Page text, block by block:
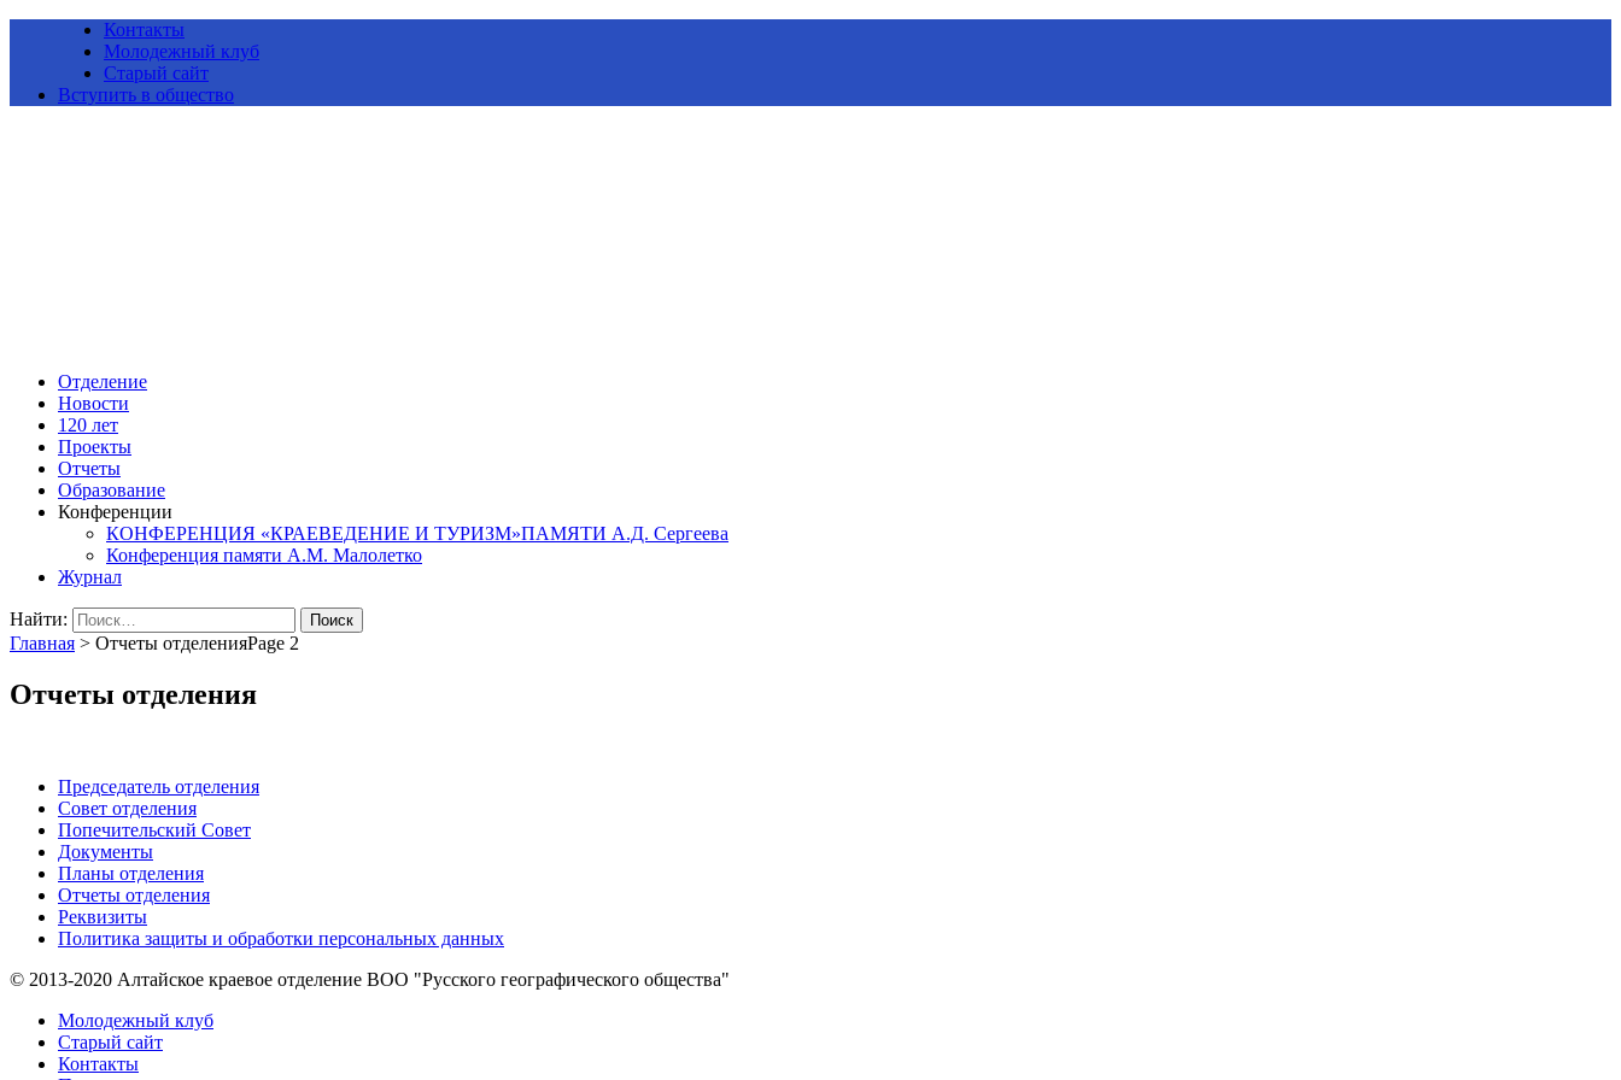
Контакты
Молодежный клуб
Старый сайт
Вступить в общество
Отделение
Новости
120 лет
Проекты
Отчеты
Образование
Конференции
КОНФЕРЕНЦИЯ «КРАЕВЕДЕНИЕ И ТУРИЗМ»ПАМЯТИ А.Д. Сергеева
Конференция памяти А.М. Малолетко
Журнал
Найти:
Главная > Отчеты отделенияPage 2
Отчеты отделения
Председатель отделения
Совет отделения
Попечительский Совет
Документы
Планы отделения
Отчеты отделения
Реквизиты
Политика защиты и обработки персональных данных
© 2013-2020 Алтайское краевое отделение BOO "Русского географического общества"
Молодежный клуб
Старый сайт
Контакты